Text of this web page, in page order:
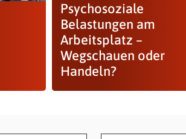
Psychosoziale
Belastungen am
Arbeitsplatz –
Wegschauen oder
Handeln?